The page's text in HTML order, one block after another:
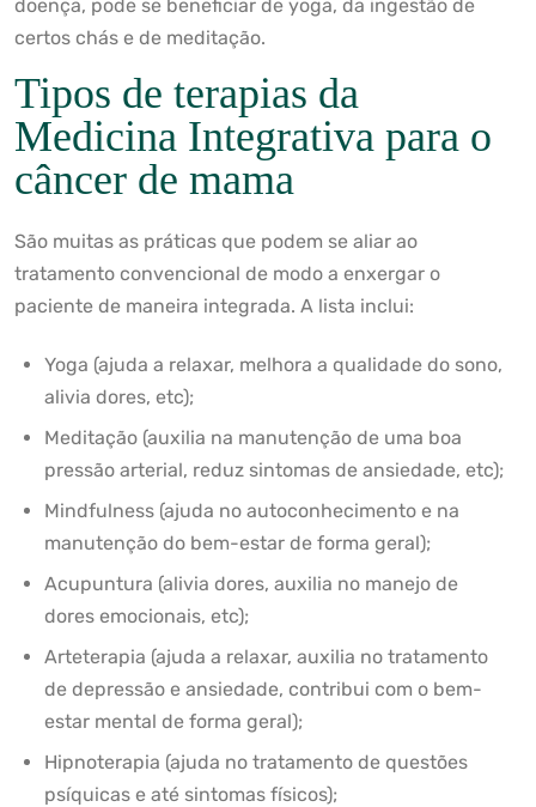
doença, pode se beneficiar de yoga, da ingestão de
certos chás e de meditação.
Tipos de terapias da
Medicina Integrativa para o
câncer de mama
São muitas as práticas que podem se aliar ao
tratamento convencional de modo a enxergar o
paciente de maneira integrada. A lista inclui:
Yoga (ajuda a relaxar, melhora a qualidade do sono,
alivia dores, etc);
Meditação (auxilia na manutenção de uma boa
pressão arterial, reduz sintomas de ansiedade, etc);
Mindfulness (ajuda no autoconhecimento e na
manutenção do bem-estar de forma geral);
Acupuntura (alivia dores, auxilia no manejo de
dores emocionais, etc);
Arteterapia (ajuda a relaxar, auxilia no tratamento
de depressão e ansiedade, contribui com o bem-
estar mental de forma geral);
Hipnoterapia (ajuda no tratamento de questões
psíquicas e até sintomas físicos);